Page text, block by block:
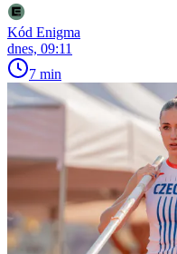
Kód Enigma
dnes, 09:11
7 min